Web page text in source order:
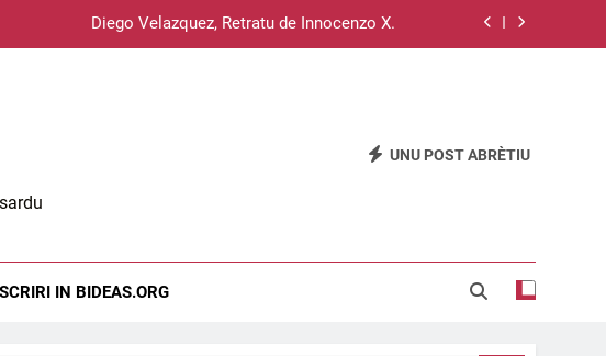
Diego Velazquez, Retratu de Innocenzo X.
Su disterru de is sardus est inghitzau…
Su sistema operativu Haiku.
UNU POST ABRÈTIU
IN BIDEAS.ORG